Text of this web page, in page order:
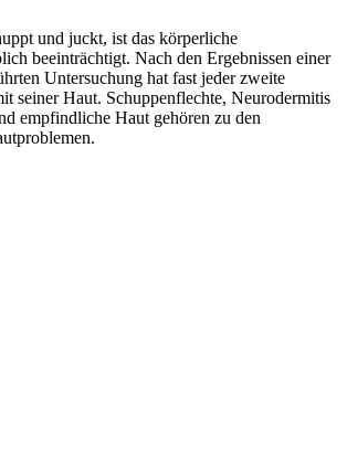
und juckt, ist das körperliche
beeinträchtigt. Nach den Ergebnissen einer
Untersuchung hat fast jeder zweite
seiner Haut. Schuppenflechte, Neurodermitis
empfindliche Haut gehören zu den